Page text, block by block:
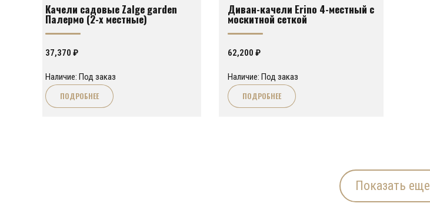
Качели садовые Zalge garden
Палермо (2-х местные)
37,370 ₽
Наличие: Под заказ
ПОДРОБНЕЕ
Диван-качели Erino 4-местный с
москитной сеткой
62,200 ₽
Наличие: Под заказ
ПОДРОБНЕЕ
Показать еще